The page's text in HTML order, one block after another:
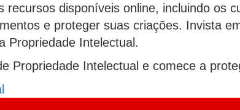
recursos disponíveis online, incluindo os
e proteger suas criações. Invista
Propriedade Intelectual.
Propriedade Intelectual e comece a